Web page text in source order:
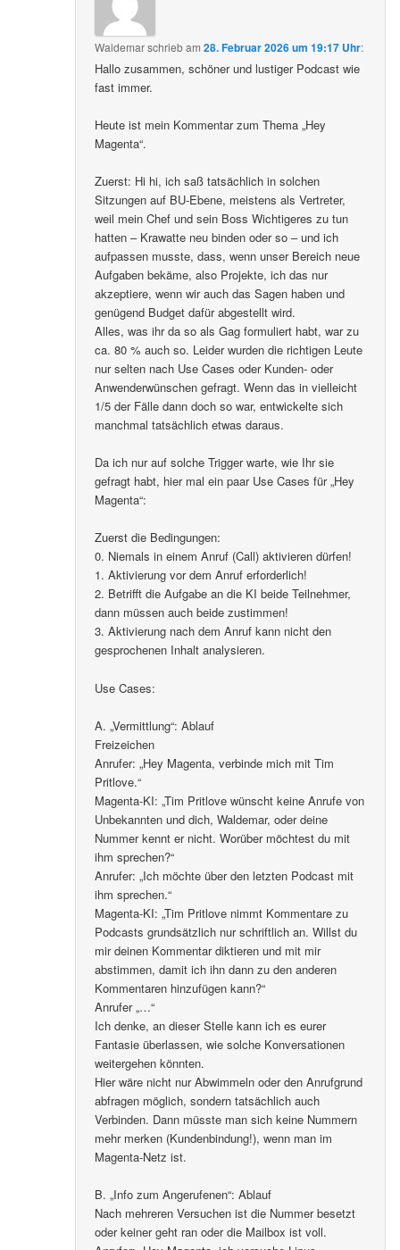
Waldemarschriebam28. Februar 2026 um 19:17 Uhr:
Hallo zusammen, schöner und lustiger Podcast wie
fast immer.
Heute ist mein Kommentar zum Thema „Hey
Magenta“.
Zuerst: Hi hi, ich saß tatsächlich in solchen
Sitzungen auf BU-Ebene, meistens als Vertreter,
weil mein Chef und sein Boss Wichtigeres zu tun
hatten – Krawatte neu binden oder so – und ich
aufpassen musste, dass, wenn unser Bereich neue
Aufgaben bekäme, also Projekte, ich das nur
akzeptiere, wenn wir auch das Sagen haben und
genügend Budget dafür abgestellt wird.
Alles, was ihr da so als Gag formuliert habt, war zu
ca. 80 % auch so. Leider wurden die richtigen Leute
nur selten nach Use Cases oder Kunden- oder
Anwenderwünschen gefragt. Wenn das in vielleicht
1/5 der Fälle dann doch so war, entwickelte sich
manchmal tatsächlich etwas daraus.
Da ich nur auf solche Trigger warte, wie Ihr sie
gefragt habt, hier mal ein paar Use Cases für „Hey
Magenta“:
Zuerst die Bedingungen:
0. Niemals in einem Anruf (Call) aktivieren dürfen!
1. Aktivierung vor dem Anruf erforderlich!
2. Betrifft die Aufgabe an die KI beide Teilnehmer,
dann müssen auch beide zustimmen!
3. Aktivierung nach dem Anruf kann nicht den
gesprochenen Inhalt analysieren.
Use Cases:
A. „Vermittlung“: Ablauf
Freizeichen
Anrufer: „Hey Magenta, verbinde mich mit Tim
Pritlove.“
Magenta-KI: „Tim Pritlove wünscht keine Anrufe von
Unbekannten und dich, Waldemar, oder deine
Nummer kennt er nicht. Worüber möchtest du mit
ihm sprechen?“
Anrufer: „Ich möchte über den letzten Podcast mit
ihm sprechen.“
Magenta-KI: „Tim Pritlove nimmt Kommentare zu
Podcasts grundsätzlich nur schriftlich an. Willst du
mir deinen Kommentar diktieren und mit mir
abstimmen, damit ich ihn dann zu den anderen
Kommentaren hinzufügen kann?“
Anrufer „…“
Ich denke, an dieser Stelle kann ich es eurer
Fantasie überlassen, wie solche Konversationen
weitergehen könnten.
Hier wäre nicht nur Abwimmeln oder den Anrufgrund
abfragen möglich, sondern tatsächlich auch
Verbinden. Dann müsste man sich keine Nummern
mehr merken (Kundenbindung!), wenn man im
Magenta-Netz ist.
B. „Info zum Angerufenen“: Ablauf
Nach mehreren Versuchen ist die Nummer besetzt
oder keiner geht ran oder die Mailbox ist voll.